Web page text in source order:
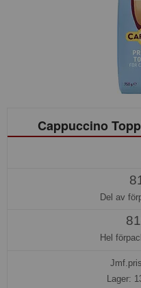
Cappuccino
Del av
Hel
Lager: